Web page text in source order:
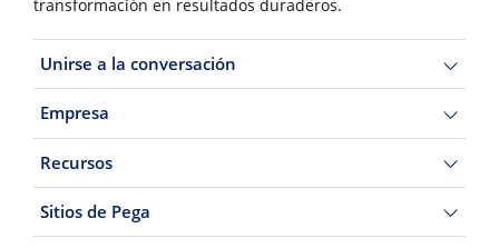
transformación en resultados duraderos.
Unirse a la conversación
Empresa
Recursos
Sitios de Pega